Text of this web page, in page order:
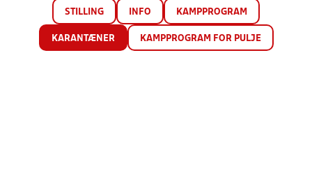
STILLING INFO KAMPPROGRAM
KARANTÆNER KAMPPROGRAM FOR PULJE